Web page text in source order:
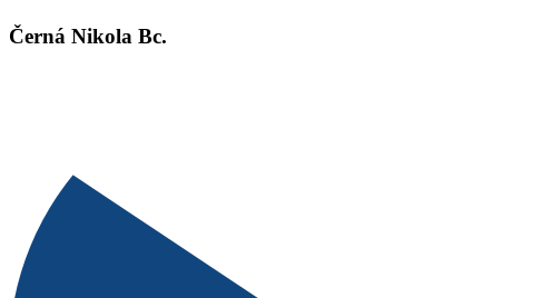
Černá Nikola Bc.